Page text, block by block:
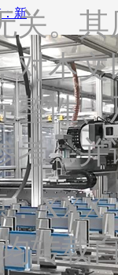
新
关。
对本
整性
考，
：
转载